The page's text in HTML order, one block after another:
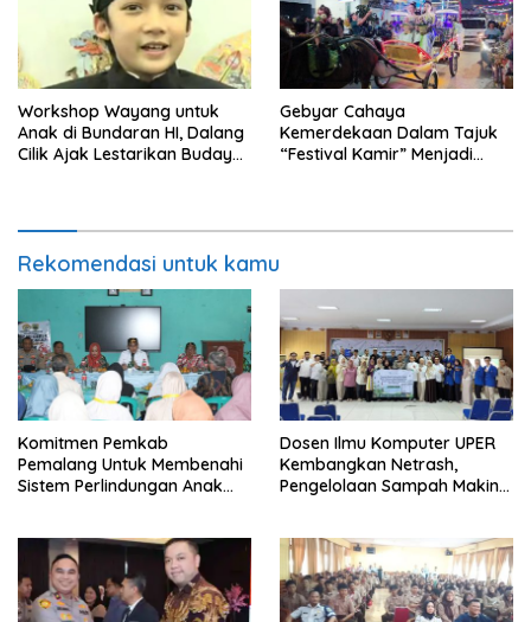
Workshop Wayang untuk
Anak di Bundaran HI, Dalang
Cilik Ajak Lestarikan Budaya
Gebyar Cahaya
Kemerdekaan Dalam Tajuk
“Festival Kamir” Menjadi
Rekomendasi untuk kamu
Komitmen Pemkab
Pemalang Untuk Membenahi
Sistem Perlindungan Anak
Dosen Ilmu Komputer UPER
Kembangkan Netrash,
Pengelolaan Sampah Makin